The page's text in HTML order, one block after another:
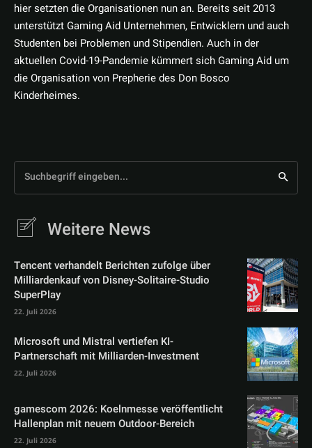
hier setzten die Organisationen nun an. Bereits seit 2013
unterstützt Gaming Aid Unternehmen, Entwicklern und auch
Studenten bei Problemen und Stipendien. Auch in der
aktuellen Covid-19-Pandemie kümmert sich Gaming Aid um
die Organisation von Prepherie des Don Bosco
Kinderheimes.
Suchbegriff eingeben...
Weitere News
Tencent verhandelt Berichten zufolge über
Milliardenkauf von Disney-Solitaire-Studio
SuperPlay
22. Juli 2026
Microsoft und Mistral vertiefen KI-
Partnerschaft mit Milliarden-Investment
22. Juli 2026
gamescom 2026: Koelnmesse veröffentlicht
Hallenplan mit neuem Outdoor-Bereich
22. Juli 2026